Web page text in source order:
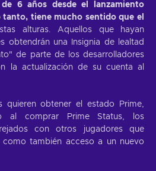
6 años desde el lanzamiento
tanto, tiene mucho sentido que el
alturas. Aquellos que hayan
obtendrán una Insignia de lealtad
de parte de los desarrolladores
la actualización de su cuenta al
quieren obtener el estado Prime,
al comprar Prime Status, los
con otros jugadores que
como también acceso a un nuevo